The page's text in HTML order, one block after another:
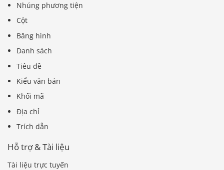
Nhúng phương tiện
Cột
Băng hình
Danh sách
Tiêu đề
Kiểu văn bản
Khối mã
Địa chỉ
Trích dẫn
Hỗ trợ & Tài liệu
Tài liệu trực tuyến